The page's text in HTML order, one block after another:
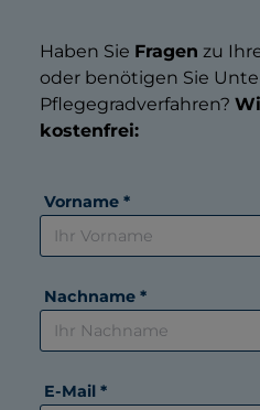
Haben Sie Fragen zu
oder benötigen Sie
Pflegegradverfahren?
kostenfrei:
Vorname *
Nachname *
E-Mail *